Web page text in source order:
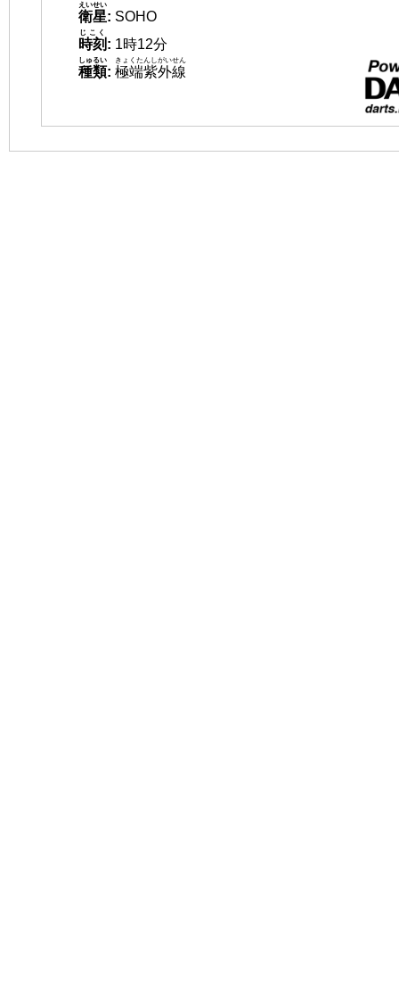
衛星
えいせい
: SOHO
時刻
じこく
: 1時12分
種類
しゅるい
: 極端紫外線
きょくたんしがいせん